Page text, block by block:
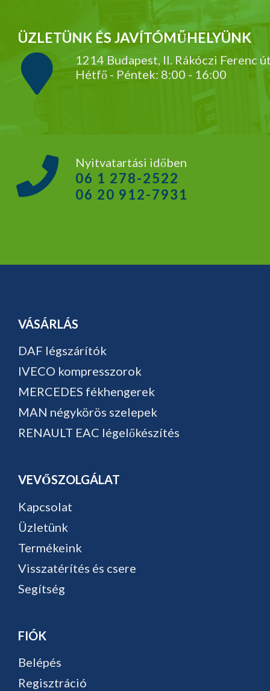
ÜZLETÜNK ÉS JAVÍTÓMŰHELYÜNK
1214 Budapest, II. Rákóczi Ferenc
Hétfő - Péntek: 8:00 - 16:00
Nyitvatartási időben
06 1 278-2522
06 20 912-7931
VÁSÁRLÁS
DAF légszárítók
IVECO kompresszorok
MERCEDES fékhengerek
MAN négykörös szelepek
RENAULT EAC légelőkészítés
VEVŐSZOLGÁLAT
Kapcsolat
Üzletünk
Termékeink
Visszatérítés és csere
Segítség
FIÓK
Belépés
Regisztráció